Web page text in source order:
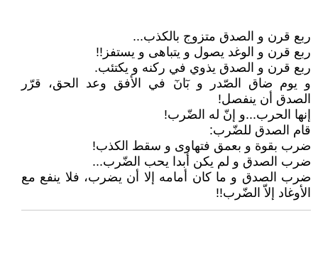
ربع قرن و الصدق متزوج بالكذب...
ربع قرن و الوغد يصول و يتباهى و يستفز!!
ربع قرن و الصدق يذوي في ركنه و يكتئب.
و يوم ضاق الصّدر و بٓانٓ في الأفق وعد الحق، قرّر
الصدق أن ينفصل!
إنها الحرب...و إنّ له الضّرب!
قام الصدق للضّرب:
ضرب بقوة و بعمق فتهاوى و سقط الكذب!
ضرب الصدق و لم يكن أبدا يحب الضّرب...
ضرب الصدق و ما كان أمامه إلا أن يضرب، فلا ينفع مع
الأوغاد إلاّ الضّرب!!